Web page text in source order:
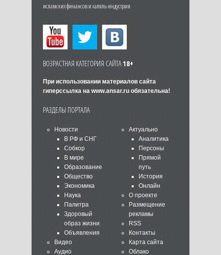
исламских финансов и халяль-индустрии.
ВОЗРАСТНАЯ КАТЕГОРИЯ САЙТА18+
При использовании материалов сайта
гиперссылка на www.ansar.ruобязательна!
РАЗДЕЛЫ ПОРТАЛА
Новости
В РФ и СНГ
Собкор
В мире
Образование
Общество
Экономика
Наука
Палитра
Здоровый
образ жизни
Объявления
Видео
Аудио
Актуально
Аналитика
Персоны
Прямой
путь
История
Онлайн
О проекте
Размещение
рекламы
RSS
Контакты
Карта сайта
Облако